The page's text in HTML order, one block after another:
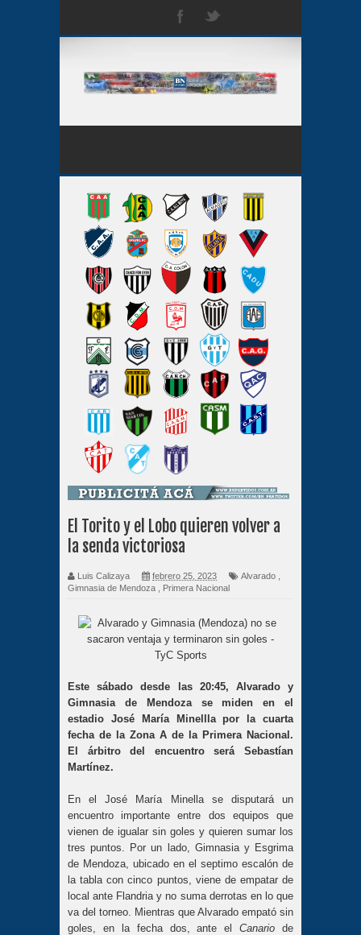
El Torito y el Lobo quieren volver a
la senda victoriosa
Luis Calizaya febrero 25, 2023 Alvarado
Gimnasia de Mendoza
Primera Nacional
Este sábado desde las 20:45, Alvarado y
Gimnasia de Mendoza se miden en el
estadio José María Minellla por la cuarta
fecha de la Zona A de la Primera Nacional.
El árbitro del encuentro será Sebastían
Martínez.
En el José María Minella se disputará un
encuentro importante entre dos equipos que
vienen de igualar sin goles y quieren sumar los
tres puntos. Por un lado, Gimnasia y Esgrima
de Mendoza, ubicado en el septimo escalón de
la tabla con cinco puntos, viene de empatar de
local ante Flandria y no suma derrotas en lo que
va del torneo. Mientras que Alvarado empató sin
goles, en la fecha dos, ante el Canario de